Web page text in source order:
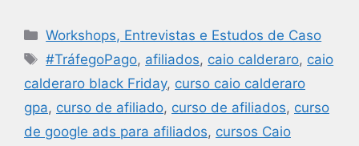
Workshops, Entrevistas e Estudos de Caso
#TráfegoPago, afiliados, caio calderaro, caio
calderaro black Friday, curso caio calderaro
gpa, curso de afiliado, curso de afiliados, curso
de google ads para afiliados, cursos Caio